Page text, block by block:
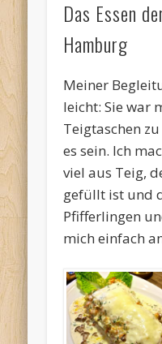
Das Essen
Hamburg
Meiner
leicht: Sie war
Teigtaschen
es sein. Ich
viel aus Teig,
gefüllt ist und
Pfifferlingen
mich einfach